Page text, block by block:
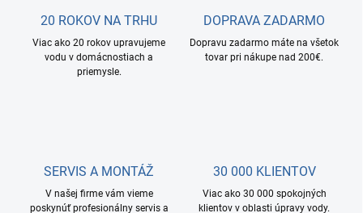
20 ROKOV NA TRHU
Viac ako 20 rokov upravujeme
vodu v domácnostiach a
priemysle.
DOPRAVA ZADARMO
Dopravu zadarmo máte na všetok
tovar pri nákupe nad 200€.
SERVIS A MONTÁŽ
V našej firme vám vieme
poskynúť profesionálny servis a
30 000 KLIENTOV
Viac ako 30 000 spokojných
klientov v oblasti úpravy vody.